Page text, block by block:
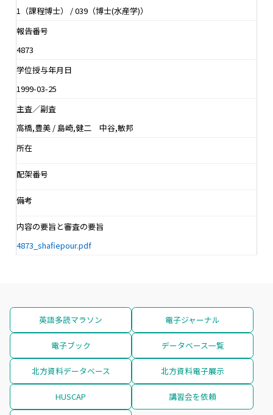
1（課程博士） / 039（博士(水産学)）
報告番号
4873
学位授与年月日
1999-03-25
主査／副査
高橋,豊美 / 島崎,健二 中谷,敏邦
所在
配架番号
備考
内容の要旨と審査の要旨
4873_shafiepour.pdf
英語多読マラソン 電子ジャーナル
電子ブック データベース一覧
北方資料データベース 北方資料電子展示
HUSCAP 講習会を依頼